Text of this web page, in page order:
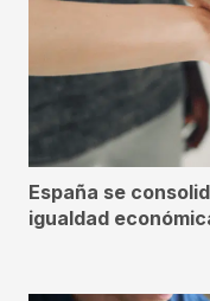
España se
igualdad